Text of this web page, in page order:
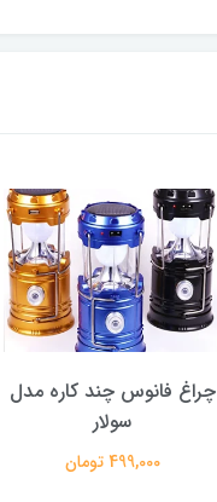
چراغ فانوس چند کاره مدل
سولار
499,000 تومان